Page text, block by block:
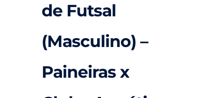
de Futsal
(Masculino) –
Paineiras x